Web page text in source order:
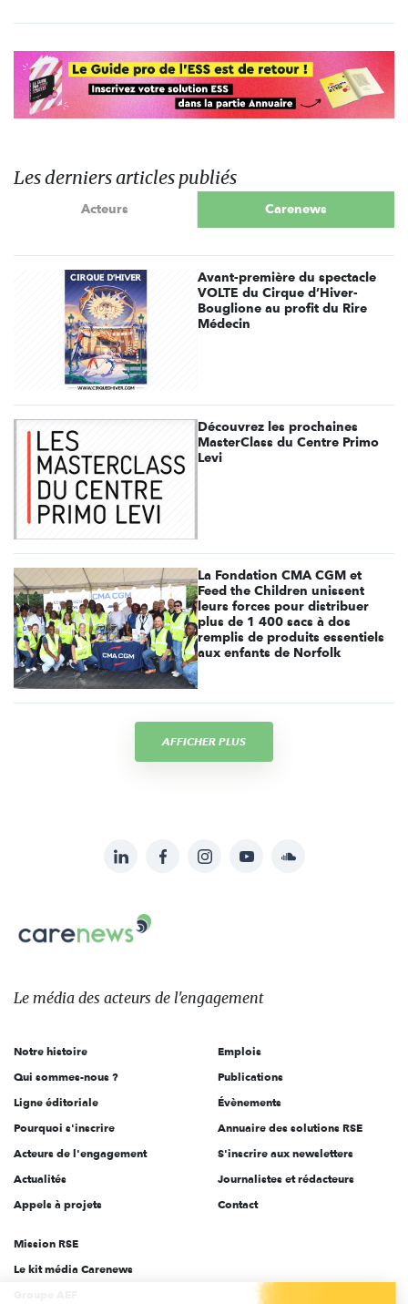
Les derniers articles publiés
Acteurs Carenews
Avant-première du spectacle
VOLTE du Cirque d’Hiver-
Bouglione au profit du Rire
Médecin
Découvrez les prochaines
MasterClass du Centre Primo
Levi
La Fondation CMA CGM et
Feed the Children unissent
leurs forces pour distribuer
plus de 1 400 sacs à dos
remplis de produits essentiels
aux enfants de Norfolk
AFFICHER PLUS
sur:
LinkedInFacebookInstagramYouTubeSoundcloud
Carenews,
Le
des
l'engagement
Le média des acteurs de l'engagement
Notre histoire
Qui sommes-nous ?
Ligne éditoriale
Pourquoi s'inscrire
Acteurs de l'engagement
Actualités
Appels à projets
Emplois
Publications
Évènements
Annuaire des solutions RSE
S'inscrire aux newsletters
Journalistes et rédacteurs
Contact
Mission RSE
Le kit média Carenews